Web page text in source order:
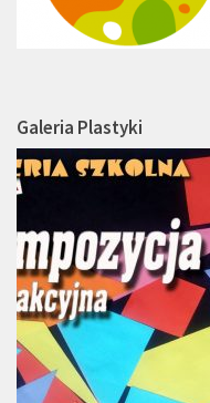
Galeria Plastyki